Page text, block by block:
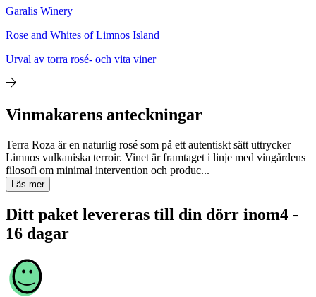
Garalis Winery
Rose and Whites of Limnos Island
Urval av torra rosé- och vita viner
Vinmakarens anteckningar
Terra Roza är en naturlig rosé som på ett autentiskt sätt uttrycker
Limnos vulkaniska terroir. Vinet är framtaget i linje med vingårdens
filosofi om minimal intervention och produc...
Läs mer
Ditt paket levereras till din dörr inom4 -
16 dagar